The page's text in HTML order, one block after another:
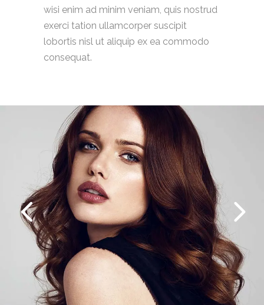
wisi enim ad minim veniam, quis nostrud
exerci tation ullamcorper suscipit
lobortis nisl ut aliquip ex ea commodo
consequat.